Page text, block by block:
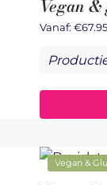
Vegan
Vanaf: €67.95
Vegan &